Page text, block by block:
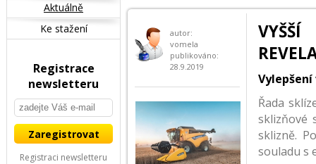
autor:
vomela
publikováno:
28.9.2019
Řada
sklizňové
sklizně.
souladu s
Aktuálně
Ke stažení
Registrace
newsletteru
Registraci newsletteru